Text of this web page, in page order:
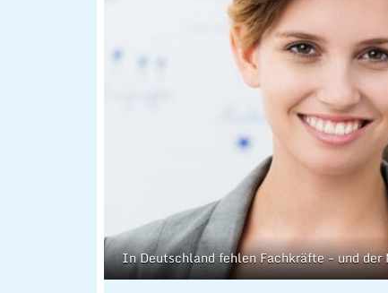
In Deutschland fehlen Fachkräfte - und